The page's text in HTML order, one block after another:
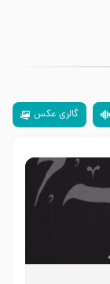
گالری عکس